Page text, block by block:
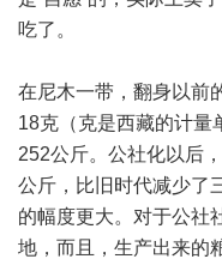
吃了。
在尼木一带，翻身以前
18克（克是西藏的计量
252公斤。公社化以后
公斤，比旧时代减少了
的幅度更大。对于公社
地，而且，生产出来的